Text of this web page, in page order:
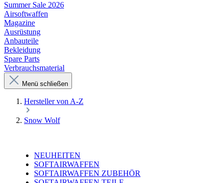
Summer Sale 2026
Airsoftwaffen
Magazine
Ausrüstung
Anbauteile
Bekleidung
Spare Parts
Verbrauchsmaterial
Menü schließen
Hersteller von A-Z
Snow Wolf
NEUHEITEN
SOFTAIRWAFFEN
SOFTAIRWAFFEN ZUBEHÖR